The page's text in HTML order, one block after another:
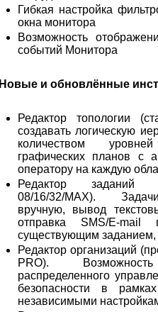
Гибкая настройка
окна монитора
Возможность
событий Монитора
Новые и обновлённые
Редактор топологии
создавать логическую
количеством
графических планов с
оператору на каждую
Редактор заданий
08/16/32/MAX).
вручную, вывод
отправка SMS/E-
существующим заданием,
Редактор организаций
PRO).
распределенного
безопасности в
независимыми